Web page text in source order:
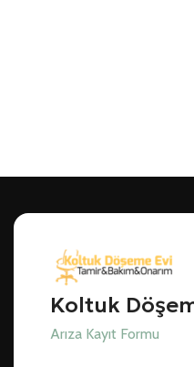
Koltuk
Arıza Kayıt Formu